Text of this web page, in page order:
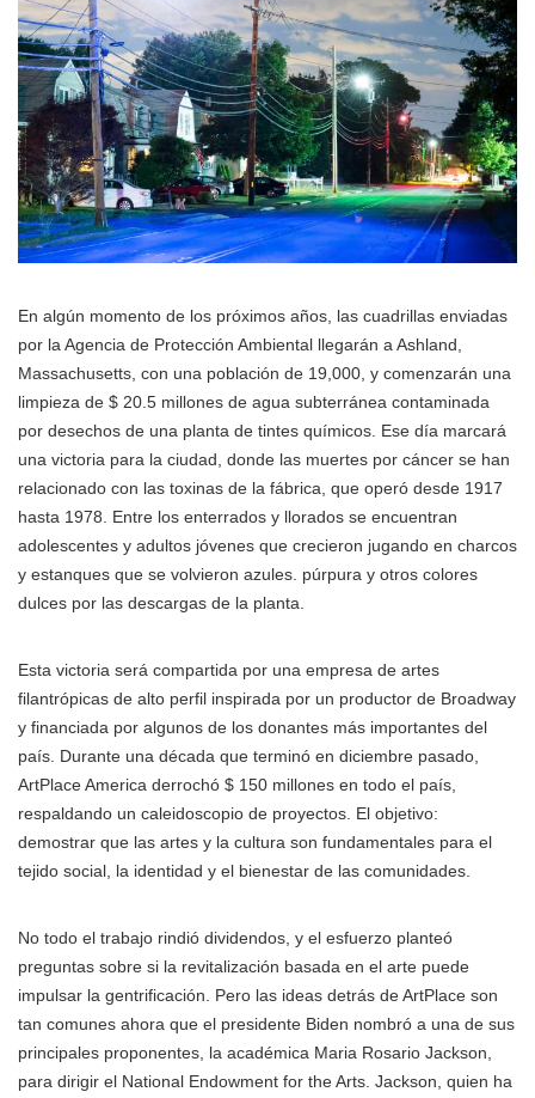
En algún momento de los próximos años, las cuadrillas enviadas
por la Agencia de Protección Ambiental llegarán a Ashland,
Massachusetts, con una población de 19,000, y comenzarán una
limpieza de $ 20.5 millones de agua subterránea contaminada
por desechos de una planta de tintes químicos. Ese día marcará
una victoria para la ciudad, donde las muertes por cáncer se han
relacionado con las toxinas de la fábrica, que operó desde 1917
hasta 1978. Entre los enterrados y llorados se encuentran
adolescentes y adultos jóvenes que crecieron jugando en charcos
y estanques que se volvieron azules. púrpura y otros colores
dulces por las descargas de la planta.
Esta victoria será compartida por una empresa de artes
filantrópicas de alto perfil inspirada por un productor de Broadway
y financiada por algunos de los donantes más importantes del
país. Durante una década que terminó en diciembre pasado,
ArtPlace America derrochó $ 150 millones en todo el país,
respaldando un caleidoscopio de proyectos. El objetivo:
demostrar que las artes y la cultura son fundamentales para el
tejido social, la identidad y el bienestar de las comunidades.
No todo el trabajo rindió dividendos, y el esfuerzo planteó
preguntas sobre si la revitalización basada en el arte puede
impulsar la gentrificación. Pero las ideas detrás de ArtPlace son
tan comunes ahora que el presidente Biden nombró a una de sus
principales proponentes, la académica Maria Rosario Jackson,
para dirigir el National Endowment for the Arts. Jackson, quien ha